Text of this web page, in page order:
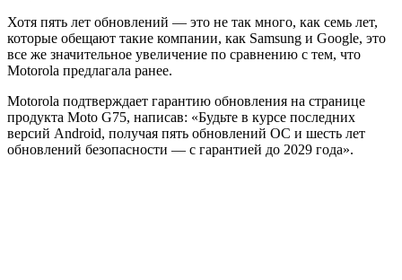
Хотя пять лет обновлений — это не так много, как семь лет,
которые обещают такие компании, как Samsung и Google, это
все же значительное увеличение по сравнению с тем, что
Motorola предлагала ранее.
Motorola подтверждает гарантию обновления на странице
продукта Moto G75, написав: «Будьте в курсе последних
версий Android, получая пять обновлений ОС и шесть лет
обновлений безопасности — с гарантией до 2029 года».